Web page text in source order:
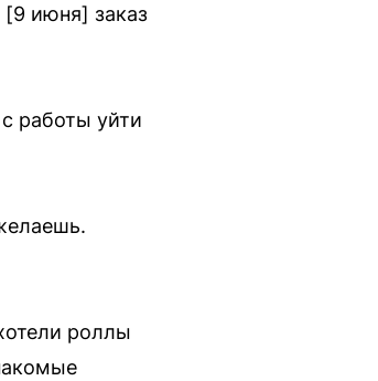
июня] заказ
работы уйти
роллы